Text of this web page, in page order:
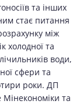
та інших
стає питання
між
холодної та
води,
сфери та
роки. ДП
та